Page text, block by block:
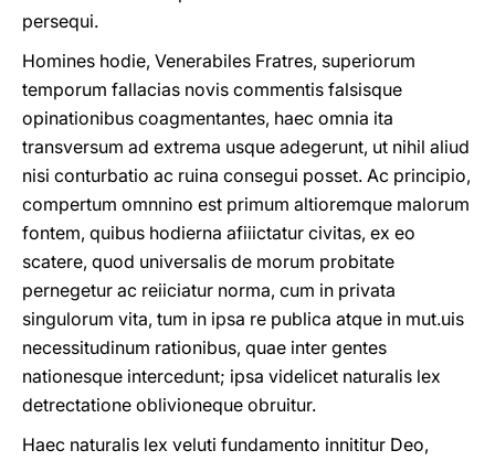
persequi.
Homines hodie, Venerabiles Fratres, superiorum
temporum fallacias novis commentis falsisque
opinationibus coagmentantes, haec omnia ita
transversum ad extrema usque adegerunt, ut nihil aliud
nisi conturbatio ac ruina consegui posset. Ac principio,
compertum omnnino est primum altioremque malorum
fontem, quibus hodierna afiiictatur civitas, ex eo
scatere, quod universalis de morum probitate
pernegetur ac reiiciatur norma, cum in privata
singulorum vita, tum in ipsa re publica atque in mut.uis
necessitudinum rationibus, quae inter gentes
nationesque intercedunt; ipsa videlicet naturalis lex
detrectatione oblivioneque obruitur.
Haec naturalis lex veluti fundamento innititur Deo,